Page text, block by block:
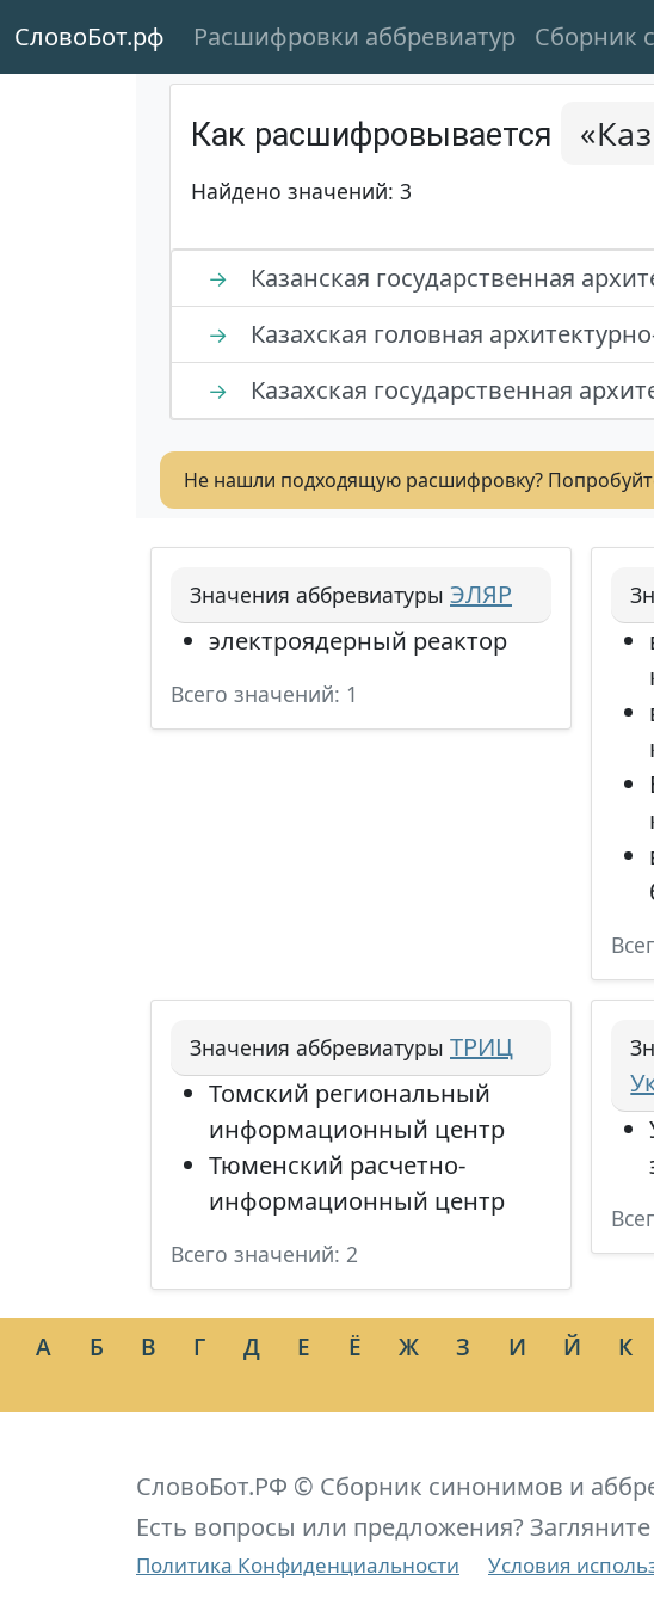
СловоБот.рф Расшифровки аббревиатур Сборник
Как расшифровывается
Найдено значений: 3
→ Казанская государственная
→ Казахская головная
→ Казахская государственная
Не нашли подходящую расшифровку?
Значения аббревиатуры ЭЛЯР
электроядерный реактор
Всего значений: 1
Значения аббревиатуры ТРИЦ
Томский региональный
информационный центр
Тюменский расчетно-
информационный центр
Всего значений: 2
А Б В Г Д Е Ё Ж З И Й К
СловоБот.РФ © Сборник синонимов и
Есть вопросы или предложения?
Политика Конфиденциальности Условия